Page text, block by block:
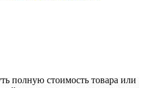
полную стоимость товара или